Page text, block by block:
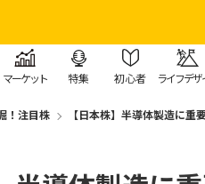
マーケット 特集 初心者 ライフデザ
！注目株 【日本株】半導体製造に